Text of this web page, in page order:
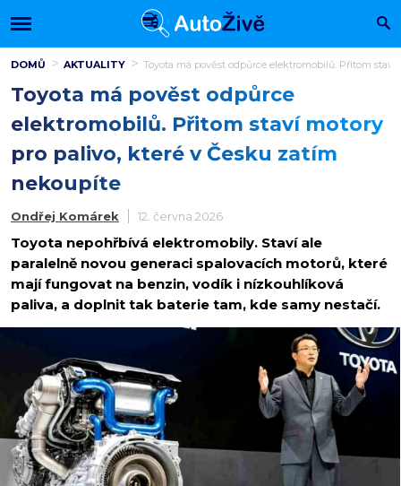
DOMŮ AKTUALITY Toyota má pověst odpůrce elektromobilů. Přitom
Toyota má pověst odpůrce
elektromobilů. Přitom staví motory
pro palivo, které v Česku zatím
nekoupíte
Ondřej Komárek 12. června 2026
Toyota nepohřbívá elektromobily. Staví ale
paralelně novou generaci spalovacích motorů, které
mají fungovat na benzin, vodík i nízkouhlíková
paliva, a doplnit tak baterie tam, kde samy nestačí.